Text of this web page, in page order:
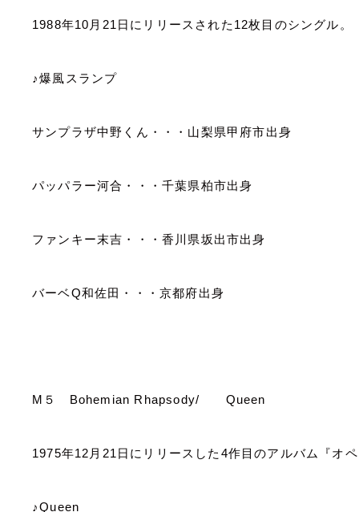
1988年10 月 21 日にリリースされた 12枚目のシングル。
♪爆風スランプ
サンプラザ中野くん・・・山梨県甲府市出身
パッパラー河合・・・千葉県柏市出身
ファンキー末吉・・・香川県坂出市出身
バーベQ和佐田・・・京都府出身
M ５ Bohemian Rhapsody/ Queen
1975年12 月 21 日にリリースした 4作目のアルバム『オ
♪Queen